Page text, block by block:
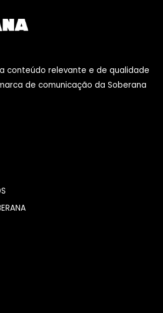
conteúdo relevante e de qualidade
de comunicação da Soberana